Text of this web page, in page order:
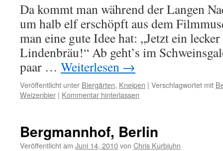
Da kommt man während der Langen
um halb elf erschöpft aus dem
man eine gute Idee hat: „Jetzt ein
Lindenbräu!“ Ab geht’s im
paar … Weiterlesen →
Veröffentlicht unter Biergärten, Kneipen | Verschlagwortet mit
Weizenbier | Kommentar hinterlassen
Bergmannhof, Berlin
Veröffentlicht am Juni 14, 2010von Chris Kurbjuhn